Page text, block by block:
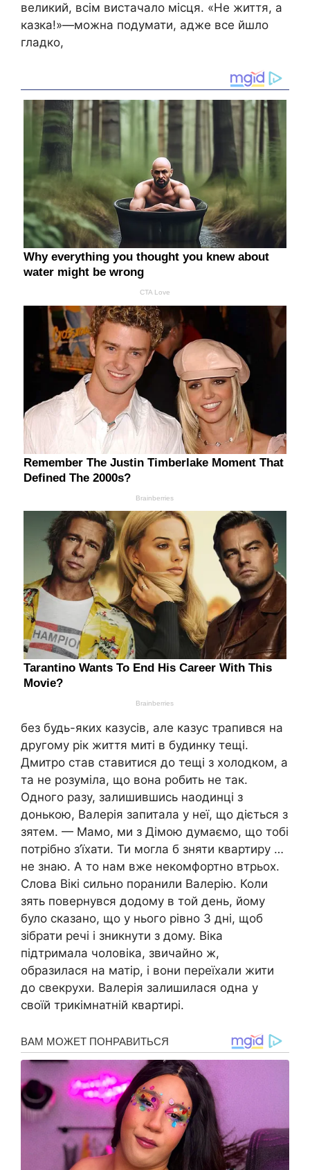
великий, всім вистачало місця. «Не життя, а
казка!»—можна подумати, адже все йшло
гладко,
без будь-яких казусів, але казус трапився на
другому рік життя миті в будинку тещі.
Дмитро став ставитися до тещі з холодком, а
та не розуміла, що вона робить не так.
Одного разу, залишившись наодинці з
донькою, Валерія запитала у неї, що діється з
зятем. — Мамо, ми з Дімою думаємо, що тобі
потрібно з’їхати. Ти могла б зняти квартиру …
не знаю. А то нам вже некомфортно втрьох.
Слова Вікі сильно поранили Валерію. Коли
зять повернувся додому в той день, йому
було сказано, що у нього рівно 3 дні, щоб
зібрати речі і зникнути з дому. Віка
підтримала чоловіка, звичайно ж,
образилася на матір, і вони переїхали жити
до свекрухи. Валерія залишилася одна у
своїй трикімнатній квартирі.